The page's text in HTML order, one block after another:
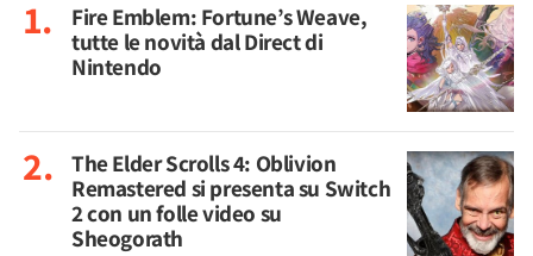
Fire Emblem: Fortune’s Weave,
tutte le novità dal Direct di
Nintendo
The Elder Scrolls 4: Oblivion
Remastered si presenta su Switch
2 con un folle video su
Sheogorath